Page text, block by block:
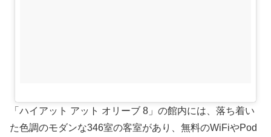
「ハイアット アット オリーブ 8」の館内には、落ち着い
た色調のモダンな346室の客室があり、無料のWiFiやPod